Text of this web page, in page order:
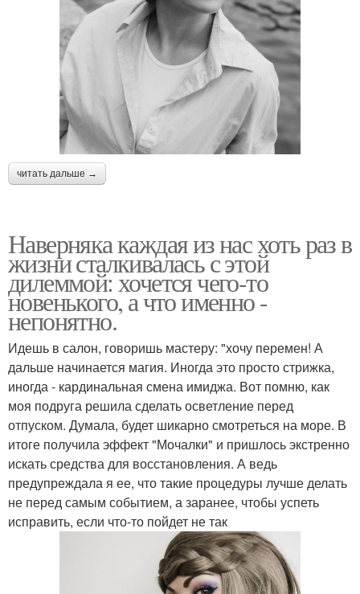
читать дальше →
Наверняка каждая из нас хоть раз в
жизни сталкивалась с этой
дилеммой: хочется чего-то
новенького, а что именно -
непонятно.
Идешь в салон, говоришь мастеру: "хочу перемен! А
дальше начинается магия. Иногда это просто стрижка,
иногда - кардинальная смена имиджа. Вот помню, как
моя подруга решила сделать осветление перед
отпуском. Думала, будет шикарно смотреться на море. В
итоге получила эффект "Мочалки" и пришлось экстренно
искать средства для восстановления. А ведь
предупреждала я ее, что такие процедуры лучше делать
не перед самым событием, а заранее, чтобы успеть
исправить, если что-то пойдет не так